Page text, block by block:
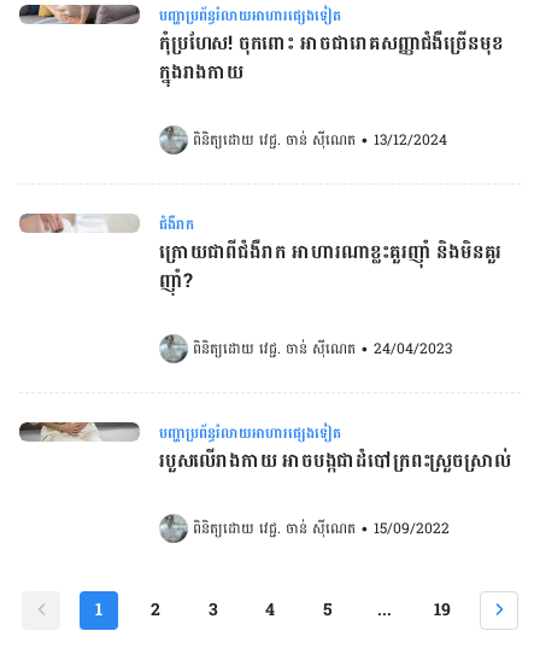
បញ្ហាប្រព័ន្ធរំលាយអាហារផ្សេងទៀត
កុំប្រហែស! ចុកពោះ អាចជារោគសញ្ញាជំងឺច្រើនមុខ
ក្នុងរាងកាយ
ពិនិត្យដោយ វេជ្ជ. ចាន់ ស៊ីណេត • 13/12/2024
ជំងឺរាក
ក្រោយជាពីជំងឺរាក អាហារណាខ្លះគួរញ៉ាំ និង​មិនគួរ
ញ៉ាំ?
ពិនិត្យដោយ វេជ្ជ. ចាន់ ស៊ីណេត • 24/04/2023
បញ្ហាប្រព័ន្ធរំលាយអាហារផ្សេងទៀត
របួសលើរាងកាយ អាចបង្កជាដំបៅក្រពះស្រួចស្រាល់
ពិនិត្យដោយ វេជ្ជ. ចាន់ ស៊ីណេត • 15/09/2022
1 2 3 4 5 ... 19